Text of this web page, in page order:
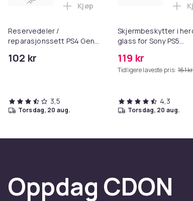
Reservedeler /
reparasjonssett PS4 Gen
102 kr
Legg Reservedeler /
Kjøp
3,5
torsdag, 20 aug.
Skjermbeskytter i
glass for Sony PS5
Gjennomsiktig
Transparent
119 kr
Tidligere laveste pris: 161 kr
4,3
torsdag, 20 aug.
Oppdag CDON